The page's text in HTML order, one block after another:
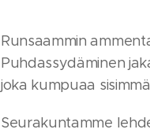
Runsaammin
Puhdassydäminen
joka kumpuaa
Seurakuntamme